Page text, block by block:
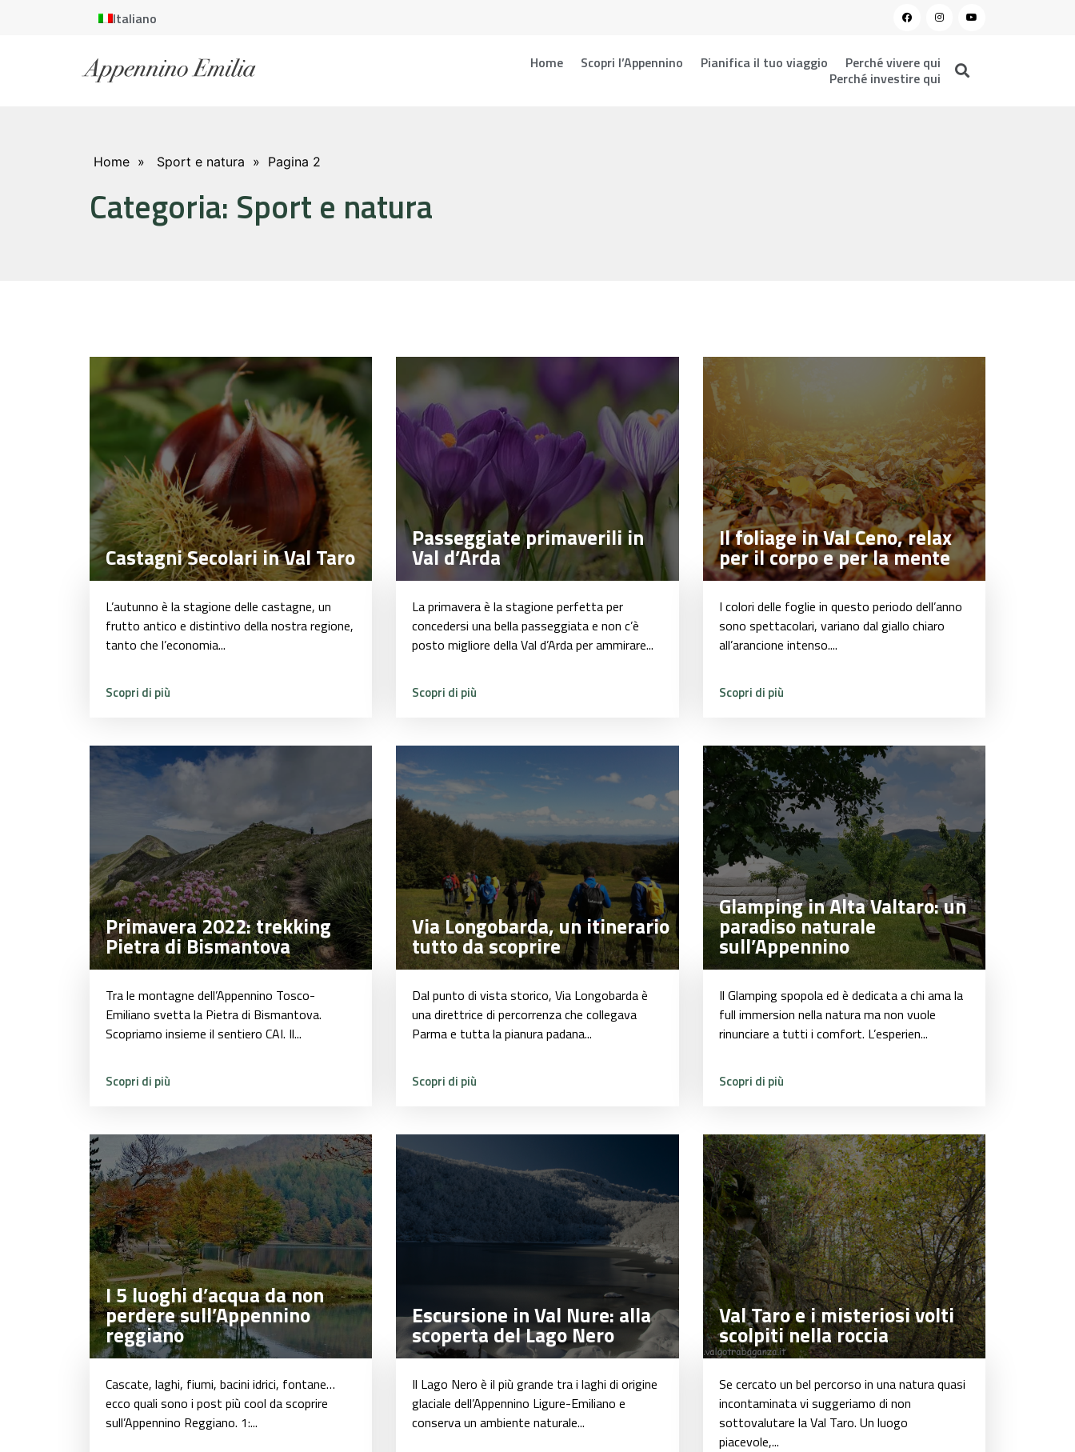
Italiano
Home Scopri l’Appennino Pianifica il tuo viaggio
Perché vivere qui
Perché investire qui
Home » Sport e natura » Pagina 2
Categoria: Sport e natura
Castagni Secolari in Val Taro
Castagni Secolari in Val Taro
L’autunno è la stagione delle castagne, un
frutto antico e distintivo della nostra regione,
tanto che l’economia...
Scopri di più
Passeggiate primaverili in
Val d’Arda
Passeggiate primaverili in
Val d’Arda
La primavera è la stagione perfetta per
concedersi una bella passeggiata e non c’è
posto migliore della Val d’Arda per ammirare...
Scopri di più
Il foliage in Val Ceno, relax
per il corpo e per la mente
Il foliage in Val Ceno, relax
per il corpo e per la mente
I colori delle foglie in questo periodo dell’anno
sono spettacolari, variano dal giallo chiaro
all’arancione intenso....
Scopri di più
Primavera 2022: trekking
Pietra di Bismantova
Primavera 2022: trekking
Pietra di Bismantova
Tra le montagne dell’Appennino Tosco-
Emiliano svetta la Pietra di Bismantova.
Scopriamo insieme il sentiero CAI. Il...
Scopri di più
Via Longobarda, un itinerario
tutto da scoprire
Via Longobarda, un itinerario
tutto da scoprire
Dal punto di vista storico, Via Longobarda è
una direttrice di percorrenza che collegava
Parma e tutta la pianura padana...
Scopri di più
Glamping in Alta Valtaro: un
paradiso naturale
sull’Appennino
Glamping in Alta Valtaro: un
paradiso naturale
sull’Appennino
Il Glamping spopola ed è dedicata a chi ama la
full immersion nella natura ma non vuole
rinunciare a tutti i comfort. L’esperien...
Scopri di più
I 5 luoghi d’acqua da non
perdere sull’Appennino
reggiano
I 5 luoghi d’acqua da non
perdere sull’Appennino
reggiano
Cascate, laghi, fiumi, bacini idrici, fontane…
ecco quali sono i post più cool da scoprire
sull’Appennino Reggiano. 1:...
Escursione in Val Nure: alla
scoperta del Lago Nero
Escursione in Val Nure: alla
scoperta del Lago Nero
Il Lago Nero è il più grande tra i laghi di origine
glaciale dell’Appennino Ligure-Emiliano e
conserva un ambiente naturale...
Val Taro e i misteriosi volti
scolpiti nella roccia
Val Taro e i misteriosi volti
scolpiti nella roccia
Se cercato un bel percorso in una natura quasi
incontaminata vi suggeriamo di non
sottovalutare la Val Taro. Un luogo
piacevole,...